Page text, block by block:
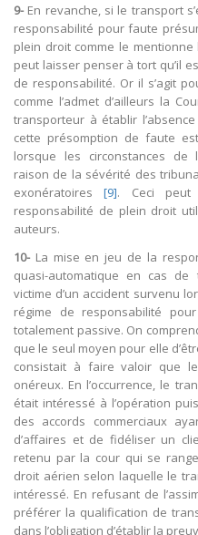
9-En revanche, si le transport
responsabilité pour faute
plein droit comme le mentionne
peut laisser penser à tort qu’il
de responsabilité. Or il s’agit
comme l’admet d’ailleurs la
transporteur à établir
cette présomption de faute
lorsque les circonstances de
raison de la sévérité des
exonératoires[9]. Ceci peut
responsabilité de plein droit
auteurs.
10-La mise en jeu de la
quasi-automatique en cas
victime d’un accident survenu
régime de responsabilité
totalement passive. On
que le seul moyen pour elle
consistait à faire valoir que
onéreux. En l’occurrence, le
était intéressé à l’opération
des accords commerciaux
d’affaires et de fidéliser un
retenu par la cour qui se
droit aérien selon laquelle le
intéressé. En refusant de
préférer la qualification de
dans l’obligation d’établir la